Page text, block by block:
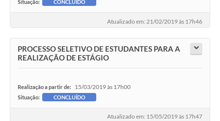
Situação: CONCLUÍDO
Atualizado em: 21/02/2019 às 17h46
PROCESSO SELETIVO DE ESTUDANTES PARA A
REALIZAÇÃO DE ESTÁGIO
Realização a partir de: 15/03/2019 às 17h00
Situação: CONCLUÍDO
Atualizado em: 15/05/2019 às 17h47